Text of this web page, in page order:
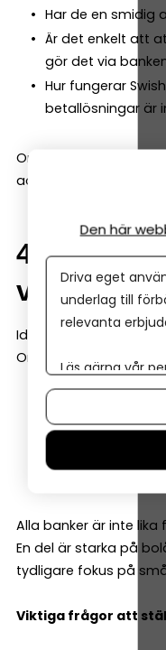
Har de en smidig
Är det enkelt att
gör det via
Hur fungerar
betallösningar är
Om du sparar 2
administration är det
4. Finns
växer?
Idag kanske du bara
Om två år kanske du
Checkkredit
Företagslån
Rådgivning kring
Alla banker är inte
En del är starka på
tydligare fokus på
Viktiga frågor att
Den här
Driva eget
underlag till
relevanta
Läs gärna vår
Om du vill